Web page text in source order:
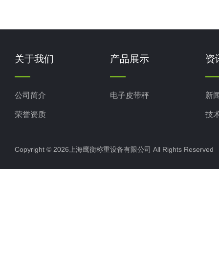
关于我们
公司简介
荣誉资质
产品展示
电子皮带秤
资
新
技
Copyright © 2026上海鹰衡称重设备有限公司 All Rights